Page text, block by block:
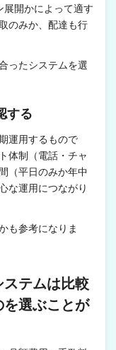
展開かによって適す
のみか、配達も行
ったシステムを選
する
運用するもので
体制（電話・チャ
（平日のみか年中
な運用につながり
も参考になりま
ステムは比較
選ぶことが